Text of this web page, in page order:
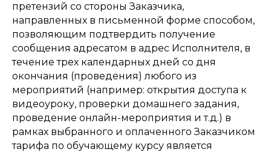
претензий со стороны Заказчика,
направленных в письменной форме способом,
позволяющим подтвердить получение
сообщения адресатом в адрес Исполнителя, в
течение трех календарных дней со дня
окончания (проведения) любого из
мероприятий (например: открытия доступа к
видеоуроку, проверки домашнего задания,
проведение онлайн-мероприятия и т.д.) в
рамках выбранного и оплаченного Заказчиком
тарифа по обучающему курсу является